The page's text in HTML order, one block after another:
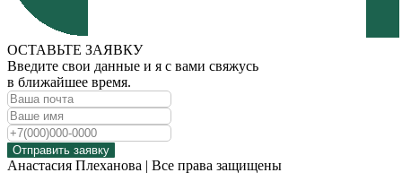
ОСТАВЬТЕ ЗАЯВКУ
Введите свои данные и я с вами свяжусь
в ближайшее время.
Отправить заявку
Анастасия Плеханова | Все права защищены